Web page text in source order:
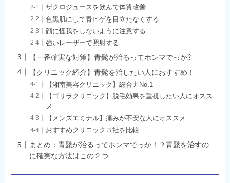
ザクロジュースを飲んで体質改善
色黒肌にして青ヒゲを目立たなくする
顔に怪我をしないように注意する
強いレーザーで照射する
【一番確実な対策】青髭が治るってホンマでっか⁉
【クリニック紹介】青髭を治したい人におすすめ！
【湘南美容クリニック】総合力No,1
【ゴリラクリニック】脱毛効果を重視したい人にオスス
メ
【メンズエミナル】痛みが不安な人にオススメ
おすすめクリニック３社を比較
まとめ：青髭が治るってホンマでっか！？青髭を治すの
に確実な方法はこの２つ